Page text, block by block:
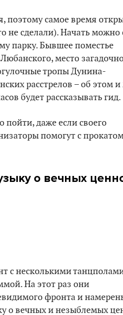
поэтому самое время
не сделали). Начать можно
парку. Бывшее поместье
место
тропы Дунина-
расстрелов – об этом
будет рассказывать гид.
пойти, даже если своего
помогут с
о вечных
с несколькими
На этот раз они
фронта и
о вечных и незыблемых